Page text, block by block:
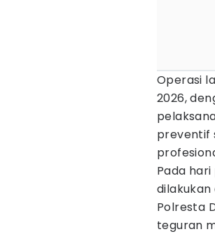
Operasi
2026,
preventif
Pada
dilakukan
Polresta
teguran